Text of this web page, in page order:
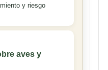
y riesgo
aves y